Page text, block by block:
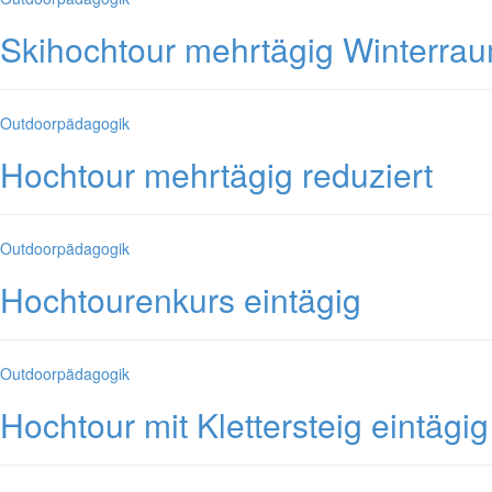
Skihochtour mehrtägig
Kategorien
Outdoorpädagogik
Hochtour mehrtägig reduziert
Kategorien
Outdoorpädagogik
Hochtourenkurs eintägig
Kategorien
Outdoorpädagogik
Hochtour mit Klettersteig eintägig